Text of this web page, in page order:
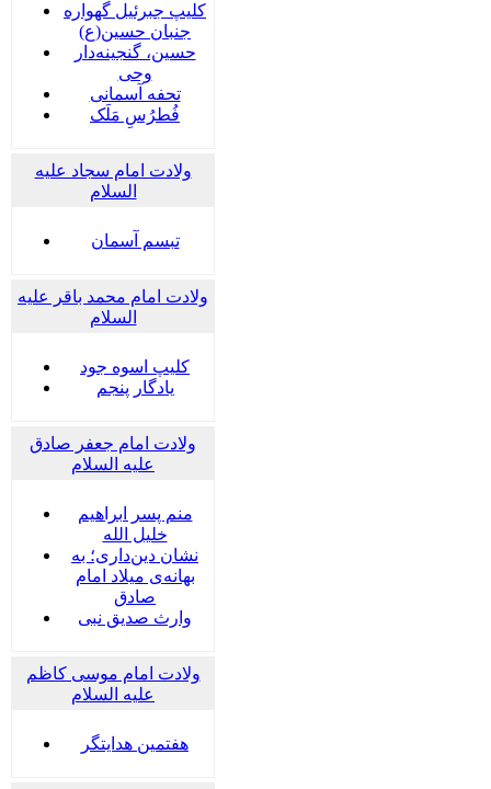
کلیپ جبرئیل گهواره
جنبان حسین(ع)
حسین، گنجینه‌دار
وحی
تحفه آسمانی
فُطرُسِ مَلَک
ولادت امام سجاد علیه
السلام
تبسم آسمان
ولادت امام محمد باقر علیه
السلام
کلیپ اسوه جود
یادگار پنجم
ولادت امام جعفر صادق
علیه السلام
منم پسر ابراهیم
خلیل الله
نشان دین‌داری؛ به
بهانه‌ی میلاد امام
صادق
وارث صدیق نبی
ولادت امام موسی کاظم
علیه السلام
هفتمین هدایتگر